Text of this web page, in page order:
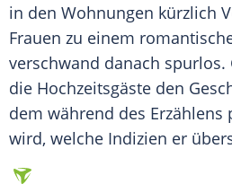
in den Wohnungen kürzlich
Frauen zu einem
verschwand danach spurlos.
die Hochzeitsgäste den
dem während des
wird, welche Indizien er